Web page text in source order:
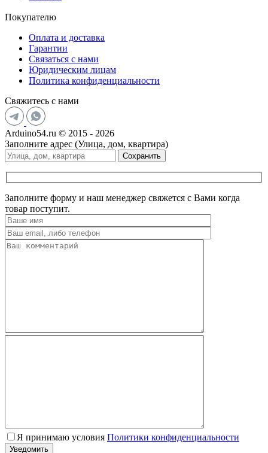
Покупателю
Оплата и доставка
Гарантии
Связаться с нами
Юридическим лицам
Политика конфиденциальности
Свяжитесь с нами
Arduino54.ru © 2015 - 2026
Заполните адрес (Улица, дом, квартира)
Сохранить
Заполните форму и наш менеджер свяжется с Вами когда
товар поступит.
Я принимаю условия Политики конфиденциальности